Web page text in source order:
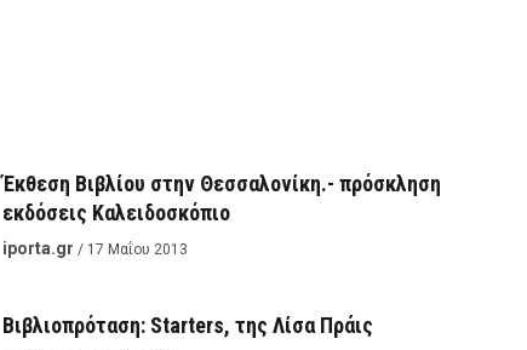
Έκθεση Βιβλίου στην Θεσσαλονίκη.- πρόσκληση
εκδόσεις Καλειδοσκόπιο
iporta.gr / 17 Μαΐου 2013
ΒΙΒΛΊΟ
Βιβλιοπρόταση: Starters, της Λίσα Πράις